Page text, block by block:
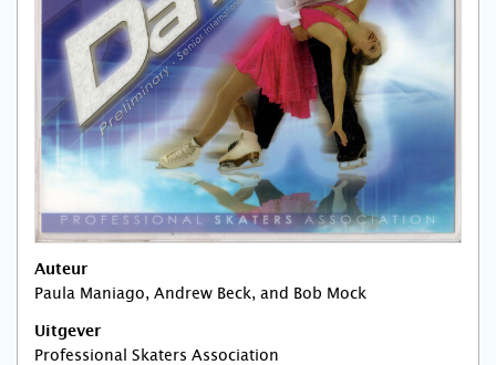
Auteur
Paula Maniago, Andrew Beck, and Bob Mock
Uitgever
Professional Skaters Association